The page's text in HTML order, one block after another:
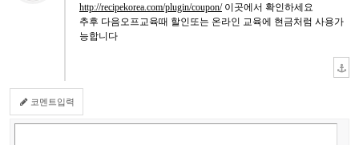
http://recipekorea.com/plugin/coupon/이곳에서 확인하세요
추후 다음오프교육때 할인또는 온라인 교육에 현금처럼 사용가
능합니다
코멘트입력